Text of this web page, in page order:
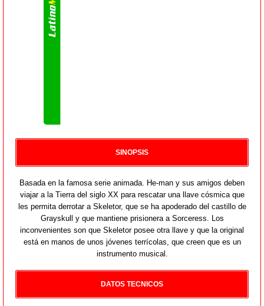
SINOPSIS
Basada en la famosa serie animada. He-man y sus amigos deben
viajar a la Tierra del siglo XX para rescatar una llave cósmica que
les permita derrotar a Skeletor, que se ha apoderado del castillo de
Grayskull y que mantiene prisionera a Sorceress. Los
inconvenientes son que Skeletor posee otra llave y que la original
está en manos de unos jóvenes terrícolas, que creen que es un
instrumento musical.
DATOS TECNICOS